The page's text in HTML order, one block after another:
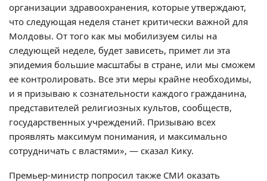
организации здравоохранения, которые утверждают,
что следующая неделя станет критически важной для
Молдовы. От того как мы мобилизуем силы на
следующей неделе, будет зависеть, примет ли эта
эпидемия большие масштабы в стране, или мы сможем
ее контролировать. Все эти меры крайне необходимы,
и я призываю к сознательности каждого гражданина,
представителей религиозных культов, сообществ,
государственных учреждений. Призываю всех
проявлять максимум понимания, и максимально
сотрудничать с властями», — сказал Кику.
Премьер-министр попросил также СМИ оказать